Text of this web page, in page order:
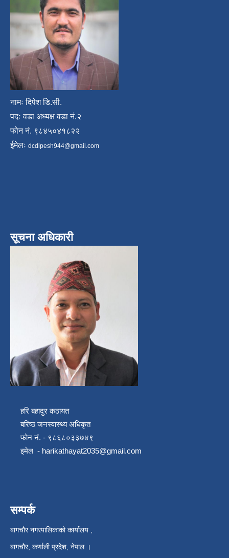
नामः दिपेश डि.सी.
पदः वडा अध्यक्ष वडा नं.२
फोन नं. ९८४५०४१८२२
ईमेलः dcdipesh944@gmail.com
सूचना अधिकारी
हरि बहादुर कठायत
बरिष्ठ जनस्वास्थ्य अधिकृत
फोन नं. - ९८६८०३३७४९
इमेल - harikathayat2035@gmail.com
सम्पर्क
बागचौर नगरपालिकाको कार्यालय ,
बागचौर, कर्णाली प्रदेश, नेपाल ।